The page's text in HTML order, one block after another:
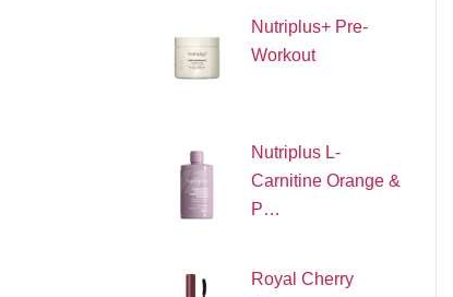
Nutriplus+ Pre-
Workout
Nutriplus L-
Carnitine Orange &
P…
Royal Cherry